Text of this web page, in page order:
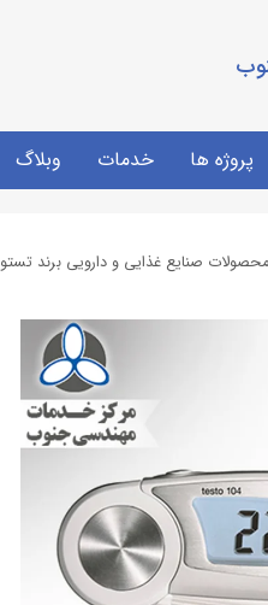
پروژه ها خدمات وبلاگ
محصولات صنایع غذایی و دارویی برند تستو